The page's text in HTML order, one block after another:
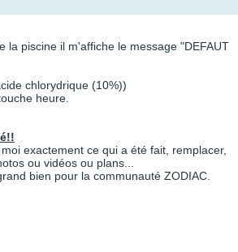
la piscine il m'affiche le message "DEFAUT
chlorydrique (10%))
heure.
exactement ce qui a été fait, remplacer,
ou vidéos ou plans...
bien pour la communauté ZODIAC.